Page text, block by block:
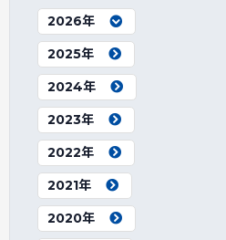
2026年
2025年
2024年
2023年
2022年
2021年
2020年